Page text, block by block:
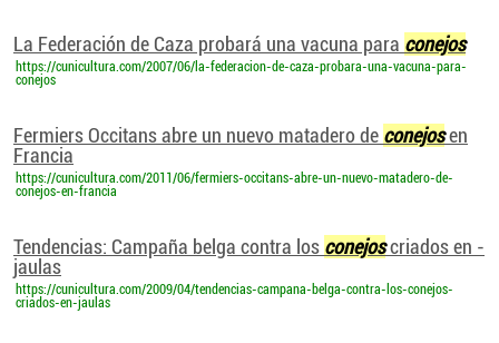
La Federación de Caza probará una vacuna para conejos
https://cunicultura.com/2007/06/la-federacion-de-caza-probara-una-vacuna-para-
conejos
Fermiers Occitans abre un nuevo matadero de conejosen
Francia
https://cunicultura.com/2011/06/fermiers-occitans-abre-un-nuevo-matadero-de-
conejos-en-francia
Tendencias: Campaña belga contra los conejoscriados en -
jaulas
https://cunicultura.com/2009/04/tendencias-campana-belga-contra-los-conejos-
criados-en-jaulas